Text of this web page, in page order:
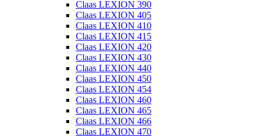
Claas LEXION 390
Claas LEXION 405
Claas LEXION 410
Claas LEXION 415
Claas LEXION 420
Claas LEXION 430
Claas LEXION 440
Claas LEXION 450
Claas LEXION 454
Claas LEXION 460
Claas LEXION 465
Claas LEXION 466
Claas LEXION 470